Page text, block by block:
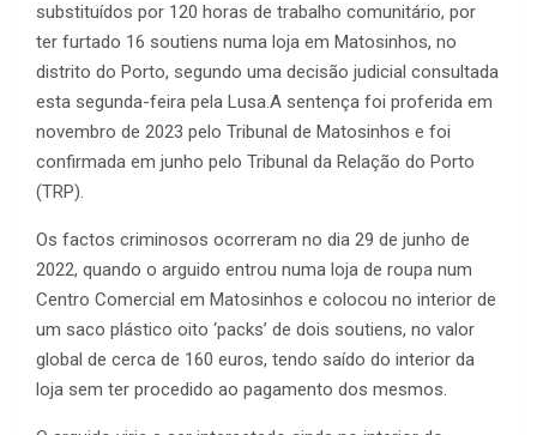
substituídos por 120 horas de trabalho comunitário, por
ter furtado 16 soutiens numa loja em Matosinhos, no
distrito do Porto, segundo uma decisão judicial consultada
esta segunda-feira pela Lusa.A sentença foi proferida em
novembro de 2023 pelo Tribunal de Matosinhos e foi
confirmada em junho pelo Tribunal da Relação do Porto
(TRP).
Os factos criminosos ocorreram no dia 29 de junho de
2022, quando o arguido entrou numa loja de roupa num
Centro Comercial em Matosinhos e colocou no interior de
um saco plástico oito ‘packs’ de dois soutiens, no valor
global de cerca de 160 euros, tendo saído do interior da
loja sem ter procedido ao pagamento dos mesmos.